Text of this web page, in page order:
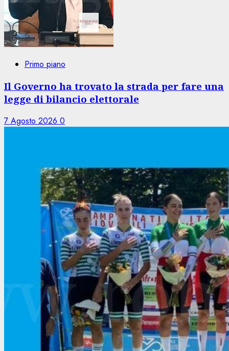
Primo piano
Il Governo ha trovato la strada per fare una
legge di bilancio elettorale
7 Agosto 2026 0